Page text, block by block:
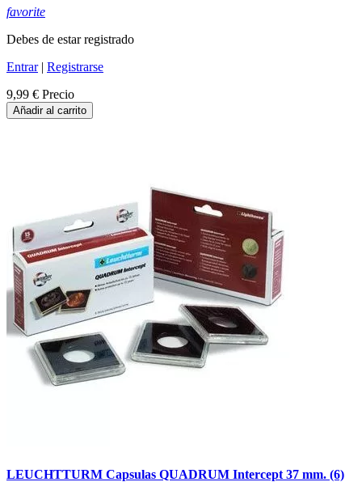
favorite
Debes de estar registrado
Entrar| Registrarse
9,99 € Precio
Añadir al carrito
LEUCHTTURM Capsulas QUADRUM Intercept 37 mm. (6)